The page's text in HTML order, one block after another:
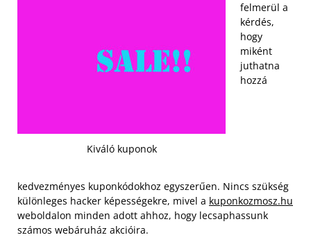
Kiváló kuponok
felmerül a
kérdés,
hogy
miként
juthatna
hozzá
kedvezményes kuponkódokhoz egyszerűen. Nincs szükség
különleges hacker képességekre, mivel a kuponkozmosz.hu
weboldalon minden adott ahhoz, hogy lecsaphassunk
számos webáruház akcióira.